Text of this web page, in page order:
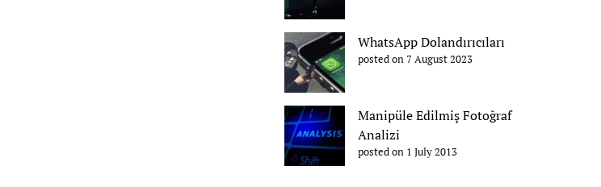
WhatsApp Dolandırıcıları
posted on 7 August 2023
Manipüle Edilmiş Fotoğraf
Analizi
posted on 1 July 2013